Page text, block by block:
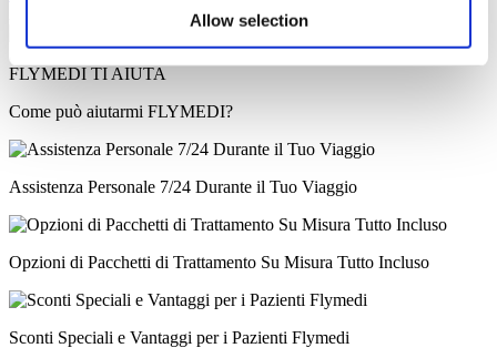
Allow selection
FLYMEDI TI AIUTA
Come può aiutarmi FLYMEDI?
Assistenza Personale 7/24 Durante il Tuo Viaggio
Opzioni di Pacchetti di Trattamento Su Misura Tutto Incluso
Sconti Speciali e Vantaggi per i Pazienti Flymedi